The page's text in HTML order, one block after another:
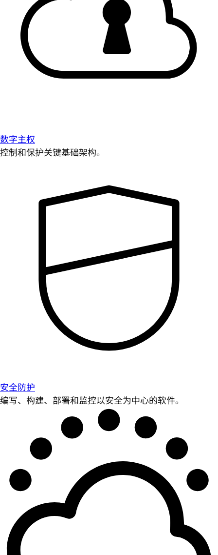
数字主权
控制和保护关键基础架构。
安全防护
编写、构建、部署和监控以安全为中心的软件。